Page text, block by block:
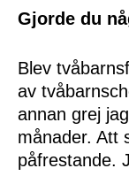
Gjorde du
Blev
av
annan grej
månader. Att
påfrestande.